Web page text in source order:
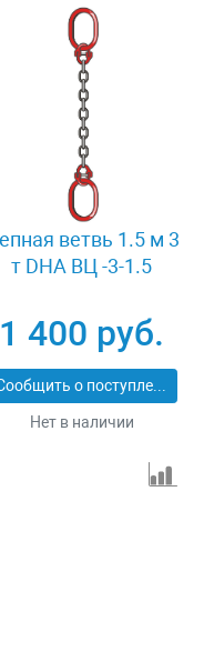
ветвь 1.5 м 3
т DHA ВЦ -3-1.5
1 400 руб.
Сообщить о поступлении
Нет в наличии